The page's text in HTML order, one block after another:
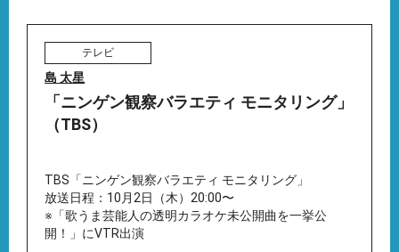
テレビ
島 太星
「ニンゲン観察バラエティ モニタリング」
（TBS）
TBS「ニンゲン観察バラエティ モニタリング」
放送日程：10月2日（木）20:00〜
※「歌うま芸能人の透明カラオケ未公開曲を一挙公
開！」にVTR出演